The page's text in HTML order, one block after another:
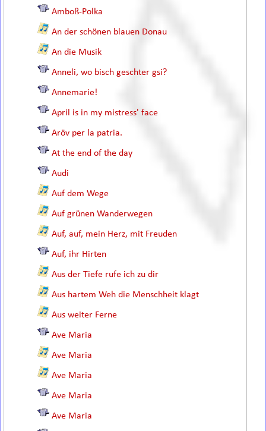
Amboß-Polka
An der schönen blauen Donau
An die Musik
Anneli, wo bisch geschter gsi?
Annemarie!
April is in my mistress' face
Aröv per la patria.
At the end of the day
Audi
Auf dem Wege
Auf grünen Wanderwegen
Auf, auf, mein Herz, mit Freuden
Auf, ihr Hirten
Aus der Tiefe rufe ich zu dir
Aus hartem Weh die Menschheit klagt
Aus weiter Ferne
Ave Maria
Ave Maria
Ave Maria
Ave Maria
Ave Maria